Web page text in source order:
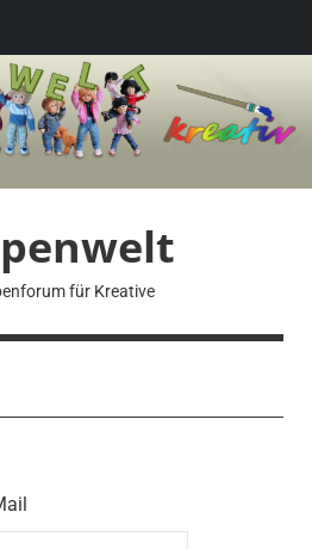
für Kreative